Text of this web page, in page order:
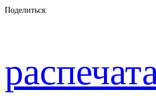
Поделиться: